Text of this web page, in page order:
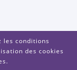
les conditions
des cookies